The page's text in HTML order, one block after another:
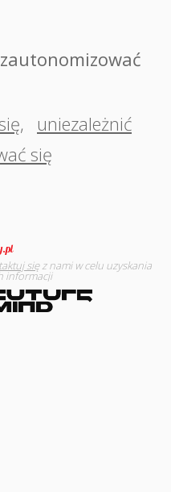
,
uniezależnić
się
sięz nami w celu uzyskania
informacji